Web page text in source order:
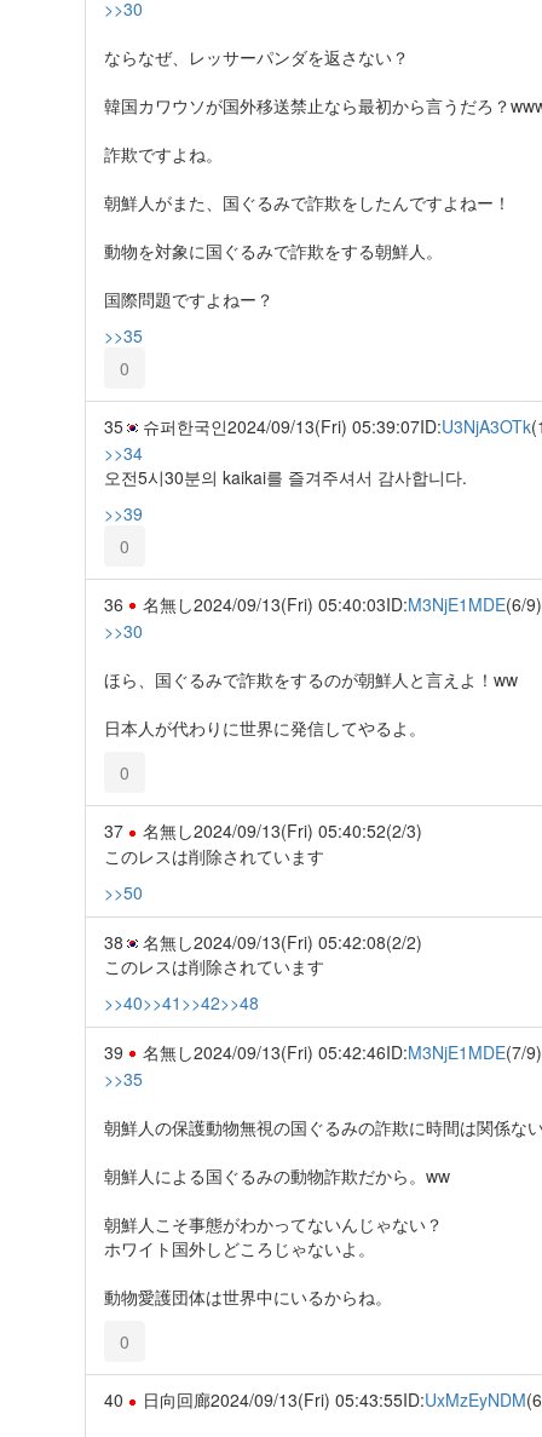
>>30
ならなぜ、レッサーパンダを返さない？
韓国カワウソが国外移送禁止なら最初から言うだろ？
詐欺ですよね。
朝鮮人がまた、国ぐるみで詐欺をしたんですよねー！
動物を対象に国ぐるみで詐欺をする朝鮮人。
国際問題ですよねー？
>>35
0
35 슈퍼한국인2024/09/13(Fri) 05:39:07ID:U3NjA3OTk
>>34
오전5시30분의 kaikai를 즐겨주셔서 감사합니다.
>>39
0
36 名無し2024/09/13(Fri) 05:40:03ID:M3NjE1MDE(6/9)
>>30
ほら、国ぐるみで詐欺をするのが朝鮮人と言えよ！ww
日本人が代わりに世界に発信してやるよ。
0
37 名無し2024/09/13(Fri) 05:40:52(2/3)
このレスは削除されています
>>50
38 名無し2024/09/13(Fri) 05:42:08(2/2)
このレスは削除されています
>>40>>41 >>42>>48
39 名無し2024/09/13(Fri) 05:42:46ID:M3NjE1MDE(7/9)
>>35
朝鮮人の保護動物無視の国ぐるみの詐欺に時間は関係ない
朝鮮人による国ぐるみの動物詐欺だから。ww
朝鮮人こそ事態がわかってないんじゃない？
ホワイト国外しどころじゃないよ。
動物愛護団体は世界中にいるからね。
0
40 日向回廊2024/09/13(Fri) 05:43:55ID:UxMzEyNDM